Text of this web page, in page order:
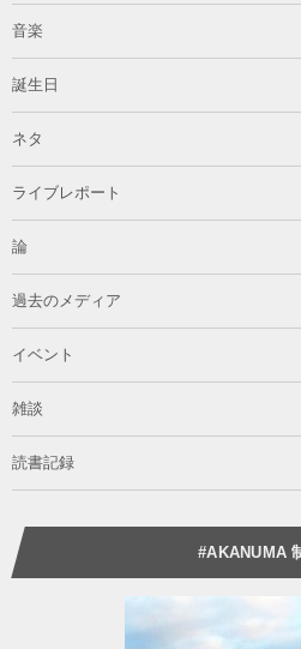
音楽
誕生日
ネタ
ライブレポート
論
過去のメディア
イベント
雑談
読書記録
#AKANUMA